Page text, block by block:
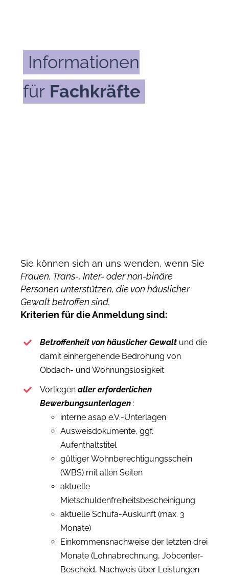
Informationen
für Fachkräfte
Sie können sich an uns wenden, wenn Sie
Frauen, Trans-, Inter- oder non-binäre
Personen unterstützen, die von häuslicher
Gewalt betroffen sind.
Kriterien für die Anmeldung sind:
Betroffenheit von häuslicher Gewalt und die
damit einhergehende Bedrohung von
Obdach- und Wohnungslosigkeit
Vorliegenaller erforderlichen
Bewerbungsunterlagen :
interne asap e.V.-Unterlagen
Ausweisdokumente, ggf.
Aufenthaltstitel
gültiger Wohnberechtigungsschein
(WBS) mit allen Seiten
aktuelle
Mietschuldenfreiheitsbescheinigung
aktuelle Schufa-Auskunft (max. 3
Monate)
Einkommensnachweise der letzten drei
Monate (Lohnabrechnung, Jobcenter-
Bescheid, Nachweis über Leistungen